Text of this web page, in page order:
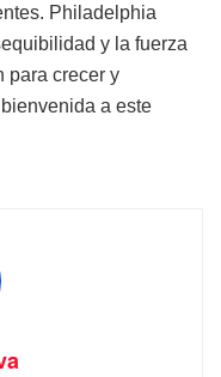
Philadelphia
y la fuerza
para crecer y
a este